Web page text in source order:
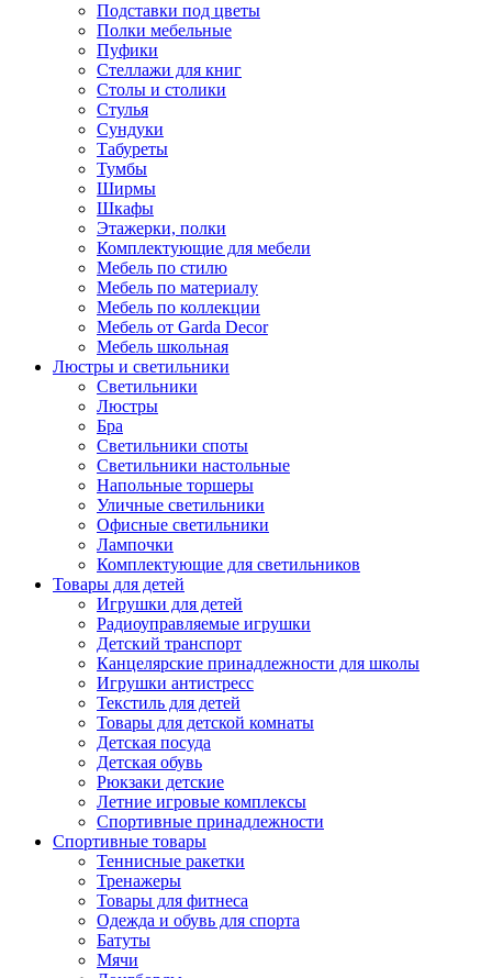
Подставки под цветы
Полки мебельные
Пуфики
Стеллажи для книг
Столы и столики
Стулья
Сундуки
Табуреты
Тумбы
Ширмы
Шкафы
Этажерки, полки
Комплектующие для мебели
Мебель по стилю
Мебель по материалу
Мебель по коллекции
Мебель от Garda Decor
Мебель школьная
Люстры и светильники
Светильники
Люстры
Бра
Светильники споты
Светильники настольные
Напольные торшеры
Уличные светильники
Офисные светильники
Лампочки
Комплектующие для светильников
Товары для детей
Игрушки для детей
Радиоуправляемые игрушки
Детский транспорт
Канцелярские принадлежности для школы
Игрушки антистресс
Текстиль для детей
Товары для детской комнаты
Детская посуда
Детская обувь
Рюкзаки детские
Летние игровые комплексы
Спортивные принадлежности
Спортивные товары
Теннисные ракетки
Тренажеры
Товары для фитнеса
Одежда и обувь для спорта
Батуты
Мячи